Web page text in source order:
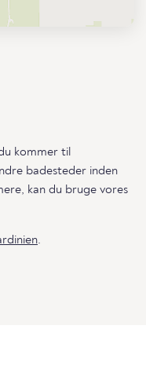
kommer til
badesteder inden
kan du bruge vores
.